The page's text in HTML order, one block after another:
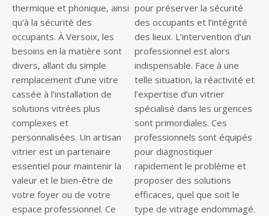
thermique et phonique, ainsi
qu’à la sécurité des
occupants. À Versoix, les
besoins en la matière sont
divers, allant du simple
remplacement d’une vitre
cassée à l’installation de
solutions vitrées plus
complexes et
personnalisées. Un artisan
vitrier est un partenaire
essentiel pour maintenir la
valeur et le bien-être de
votre foyer ou de votre
espace professionnel. Ce
pour préserver la sécurité
des occupants et l’intégrité
des lieux. L’intervention d’un
professionnel est alors
indispensable. Face à une
telle situation, la réactivité et
l’expertise d’un vitrier
spécialisé dans les urgences
sont primordiales. Ces
professionnels sont équipés
pour diagnostiquer
rapidement le problème et
proposer des solutions
efficaces, quel que soit le
type de vitrage endommagé.